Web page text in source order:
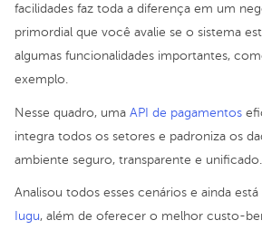
facilidades faz toda a diferença em um
primordial que você avalie se o sistema
algumas funcionalidades importantes,
exemplo.
Nesse quadro, uma API de pagamentos
integra todos os setores e padroniza os
ambiente seguro, transparente e unificado.
Analisou todos esses cenários e ainda está
Iugu, além de oferecer o melhor custo-